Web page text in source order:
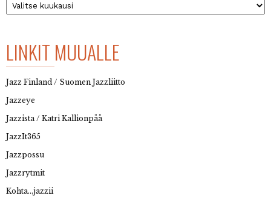
LINKIT MUUALLE
Jazz Finland / Suomen Jazzliitto
Jazzeye
Jazzista / Katri Kallionpää
JazzIt365
Jazzpossu
Jazzrytmit
Kohta…jazzii